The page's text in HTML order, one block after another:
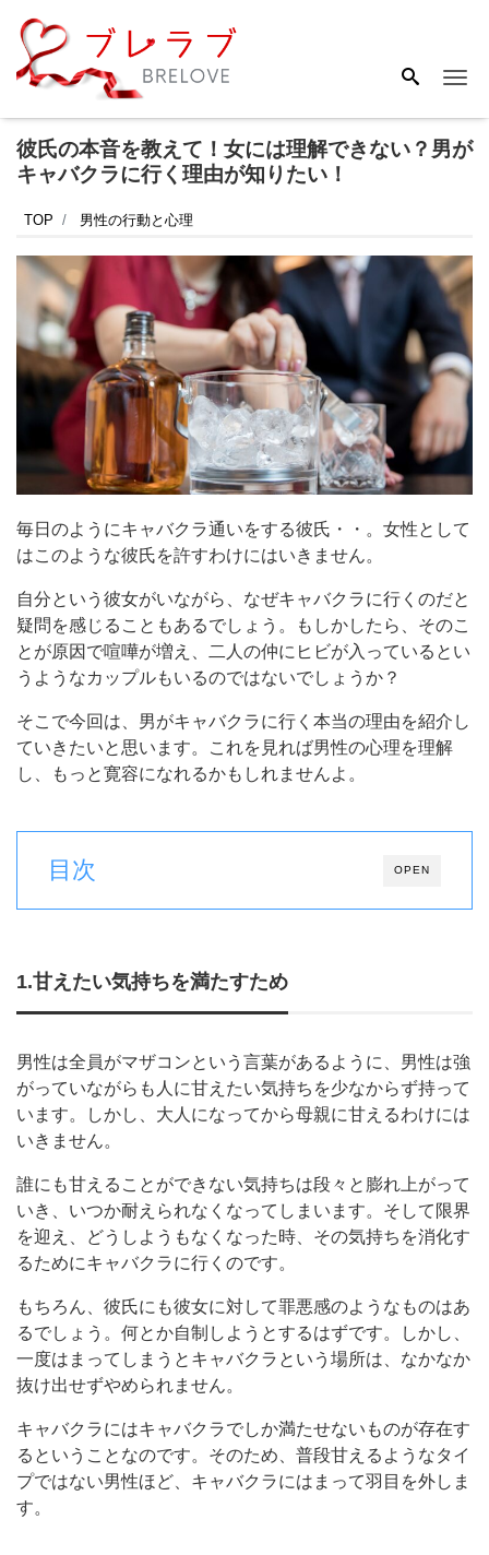
彼氏の本音を教えて！女には理解できない？男が
キャバクラに行く理由が知りたい！
TOP 男性の行動と心理
毎日のようにキャバクラ通いをする彼氏・・。女性として
はこのような彼氏を許すわけにはいきません。
自分という彼女がいながら、なぜキャバクラに行くのだと
疑問を感じることもあるでしょう。もしかしたら、そのこ
とが原因で喧嘩が増え、二人の仲にヒビが入っているとい
うようなカップルもいるのではないでしょうか？
そこで今回は、男がキャバクラに行く本当の理由を紹介し
ていきたいと思います。これを見れば男性の心理を理解
し、もっと寛容になれるかもしれませんよ。
OPEN
目次
1.甘えたい気持ちを満たすため
男性は全員がマザコンという言葉があるように、男性は強
がっていながらも人に甘えたい気持ちを少なからず持って
います。しかし、大人になってから母親に甘えるわけには
いきません。
誰にも甘えることができない気持ちは段々と膨れ上がって
いき、いつか耐えられなくなってしまいます。そして限界
を迎え、どうしようもなくなった時、その気持ちを消化す
るためにキャバクラに行くのです。
もちろん、彼氏にも彼女に対して罪悪感のようなものはあ
るでしょう。何とか自制しようとするはずです。しかし、
一度はまってしまうとキャバクラという場所は、なかなか
抜け出せずやめられません。
キャバクラにはキャバクラでしか満たせないものが存在す
るということなのです。そのため、普段甘えるようなタイ
プではない男性ほど、キャバクラにはまって羽目を外しま
す。